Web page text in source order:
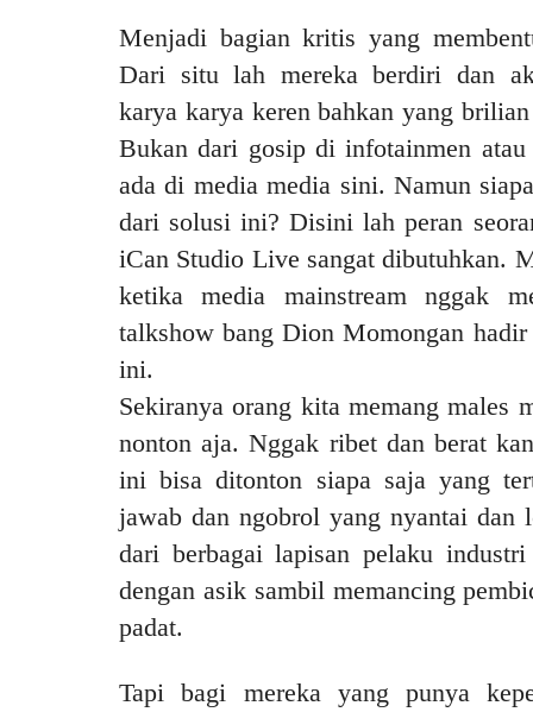
Menjadi bagian kritis yang
Dari situ lah mereka berdiri dan
karya karya keren bahkan yang
Bukan dari gosip di infotainmen
ada di media media sini. Namun
dari solusi ini? Disini lah peran
iCan Studio Live sangat dibutuhkan.
ketika media mainstream nggak
talkshow bang Dion Momongan
ini.
Sekiranya orang kita memang males
nonton aja. Nggak ribet dan berat
ini bisa ditonton siapa saja yang
jawab dan ngobrol yang nyantai dan
dari berbagai lapisan pelaku
dengan asik sambil memancing
padat.
Tapi bagi mereka yang punya